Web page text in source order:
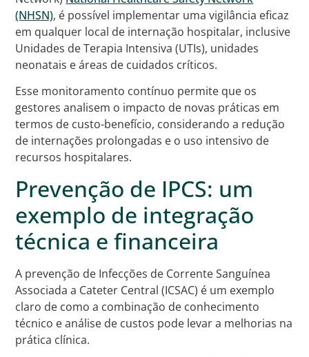
(NHSN), é possível implementar uma vigilância eficaz
em qualquer local de internação hospitalar, inclusive
Unidades de Terapia Intensiva (UTIs), unidades
neonatais e áreas de cuidados críticos.
Esse monitoramento contínuo permite que os
gestores analisem o impacto de novas práticas em
termos de custo-benefício, considerando a redução
de internações prolongadas e o uso intensivo de
recursos hospitalares.
Prevenção de IPCS: um
exemplo de integração
técnica e financeira
A prevenção de Infecções de Corrente Sanguínea
Associada a Cateter Central (ICSAC) é um exemplo
claro de como a combinação de conhecimento
técnico e análise de custos pode levar a melhorias na
prática clínica.